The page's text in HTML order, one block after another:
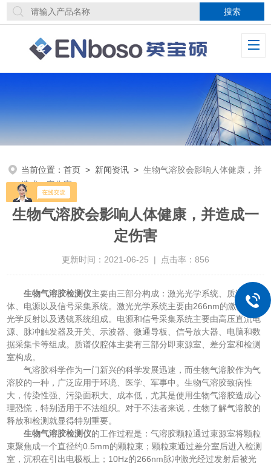
当前位置：首页 > 新闻资讯 >生物气溶胶会影响人体健康，并
造成一定伤害
生物气溶胶会影响人体健康，并造成一
定伤害
更新时间：2021-06-25 | 点击率：856
生物气溶胶检测仪主要由三部分构成：激光光学系统、质谱仪腔
体、电源以及信号采集系统。激光光学系统主要由266nm的激光器、
光学反射以及透镜系统组成。电源和信号采集系统主要由高压直流电
源、脉冲触发器及开关、示波器、微通导板、信号放大器、电脑和数
据采集卡等组成。质谱仪腔体主要有三部分即束源室、差分室和检测
室构成。
气溶胶科学作为一门新兴的科学发展迅速，而生物气溶胶作为气
溶胶的一种，广泛应用于环境、医学、军事中。生物气溶胶致病性
大，传染性强、污染面积大、成本低，尤其是使用生物气溶胶造成心
理恐慌，特别适用于不法组织。对于不法者来说，生物了解气溶胶的
释放和检测就显得特别重要。
生物气溶胶检测仪的工作过程是：气溶胶颗粒通过束源室将颗粒
束聚焦成一个直径约0.5mm的颗粒束；颗粒束通过差分室后进入检测
室，沉积在引出电极板上；10Hz的266nm脉冲激光经过发射后被光